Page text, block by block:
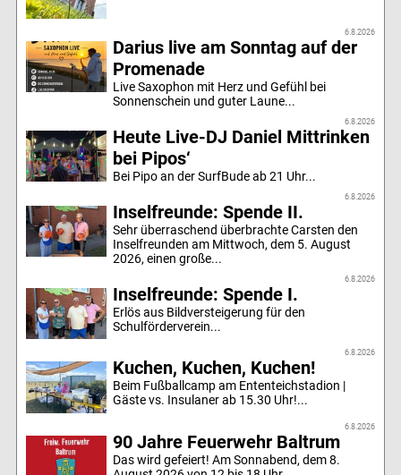
6.8.2026
Darius live am Sonntag auf der
Promenade
Live Saxophon mit Herz und Gefühl bei
Sonnenschein und guter Laune...
6.8.2026
Heute Live-DJ Daniel Mittrinken
bei Pipos‘
Bei Pipo an der SurfBude ab 21 Uhr...
6.8.2026
Inselfreunde: Spende II.
Sehr überraschend überbrachte Carsten den
Inselfreunden am Mittwoch, dem 5. August
2026, einen große...
6.8.2026
Inselfreunde: Spende I.
Erlös aus Bildversteigerung für den
Schulförderverein...
6.8.2026
Kuchen, Kuchen, Kuchen!
Beim Fußballcamp am Ententeichstadion |
Gäste vs. Insulaner ab 15.30 Uhr!...
6.8.2026
90 Jahre Feuerwehr Baltrum
Das wird gefeiert! Am Sonnabend, dem 8.